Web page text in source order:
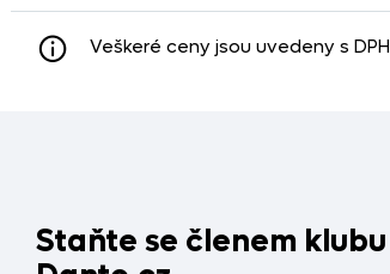
Veškeré ceny jsou uvedeny s DPH
Staňte se členem klubu